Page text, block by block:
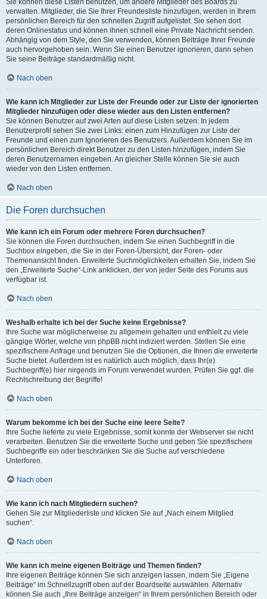
Sie können diese Listen benutzen, um andere Mitglieder des Boards zu
verwalten. Mitglieder, die Sie Ihrer Freundesliste hinzufügen, werden in Ihrem
persönlichen Bereich für den schnellen Zugriff aufgelistet. Sie sehen dort
deren Onlinestatus und können ihnen schnell eine Private Nachricht senden.
Abhängig von dem Style, den Sie verwenden, können Beiträge Ihrer Freunde
auch hervorgehoben sein. Wenn Sie einen Benutzer ignorieren, dann sehen
Sie seine Beiträge standardmäßig nicht.
Nach oben
Wie kann ich Mitglieder zur Liste der Freunde oder zur Liste der ignorierten
Mitglieder hinzufügen oder diese wieder aus den Listen entfernen?
Sie können Benutzer auf zwei Arten auf diese Listen setzen: In jedem
Benutzerprofil sehen Sie zwei Links: einen zum Hinzufügen zur Liste der
Freunde und einen zum Ignorieren des Benutzers. Außerdem können Sie im
persönlichen Bereich direkt Benutzer zu den Listen hinzufügen, indem Sie
deren Benutzernamen eingeben. An gleicher Stelle können Sie sie auch
wieder von den Listen entfernen.
Nach oben
Die Foren durchsuchen
Wie kann ich ein Forum oder mehrere Foren durchsuchen?
Sie können die Foren durchsuchen, indem Sie einen Suchbegriff in die
Suchbox eingeben, die Sie in der Foren-Übersicht, der Foren- oder
Themenansicht finden. Erweiterte Suchmöglichkeiten erhalten Sie, indem Sie
den „Erweiterte Suche“-Link anklicken, der von jeder Seite des Forums aus
verfügbar ist.
Nach oben
Weshalb erhalte ich bei der Suche keine Ergebnisse?
Ihre Suche war möglicherweise zu allgemein gehalten und enthielt zu viele
gängige Wörter, welche von phpBB nicht indiziert werden. Stellen Sie eine
spezifischere Anfrage und benutzen Sie die Optionen, die Ihnen die erweiterte
Suche bietet. Außerdem ist es natürlich auch möglich, dass Ihr(e)
Suchbegriff(e) hier nirgends im Forum verwendet wurden. Prüfen Sie ggf. die
Rechtschreibung der Begriffe!
Nach oben
Warum bekomme ich bei der Suche eine leere Seite?
Ihre Suche lieferte zu viele Ergebnisse, somit konnte der Webserver sie nicht
verarbeiten. Benutzen Sie die erweiterte Suche und geben Sie spezifischere
Suchbegriffe ein oder beschränken Sie die Suche auf verschiedene
Unterforen.
Nach oben
Wie kann ich nach Mitgliedern suchen?
Gehen Sie zur Mitgliederliste und klicken Sie auf „Nach einem Mitglied
suchen“.
Nach oben
Wie kann ich meine eigenen Beiträge und Themen finden?
Ihre eigenen Beiträge können Sie sich anzeigen lassen, indem Sie „Eigene
Beiträge“ im Schnellzugriff oben auf der Boardseite auswählen. Alternativ
können Sie auch „Ihre Beiträge anzeigen“ in Ihrem persönlichen Bereich oder